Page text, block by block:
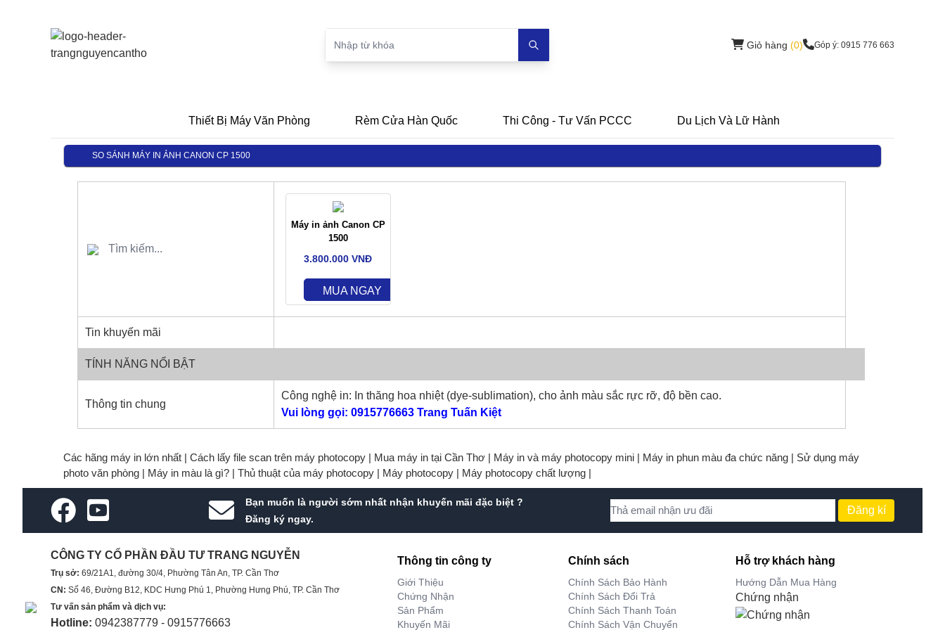
Giỏ hàng (0) Góp ý: 0915 776 663
Thiết Bị Máy Văn Phòng Rèm Cửa Hàn Quốc Thi Công - Tư Vấn PCCC Du Lịch Và Lữ Hành
SO SÁNH MÁY IN ẢNH CANON CP 1500
Máy in ảnh Canon CP
1500
3.800.000 VNĐ
MUA NGAY
Tin khuyến mãi
TÍNH NĂNG NỔI BẬT
Thông tin chung
Công nghệ in: In thăng hoa nhiệt (dye-sublimation), cho ảnh màu sắc rực rỡ, độ bền cao.
Vui lòng gọi: 0915776663 Trang Tuấn Kiệt
Các hãng máy in lớn nhất | Cách lấy file scan trên máy photocopy | Mua máy in tại Cần Thơ | Máy in và máy photocopy mini | Máy in phun màu đa chức năng | Sử dụng máy
photo văn phòng | Máy in màu là gì? | Thủ thuật của máy photocopy | Máy photocopy | Máy photocopy chất lượng |
Bạn muốn là người sớm nhất nhận khuyến mãi đặc biệt ?
Đăng ký ngay.
Đăng kí
CÔNG TY CỔ PHẦN ĐẦU TƯ TRANG NGUYỄN
Trụ sở: 69/21A1, đường 30/4, Phường Tân An, TP. Cần Thơ
CN: Số 46, Đường B12, KDC Hưng Phú 1, Phường Hưng Phú, TP. Cần Thơ
Tư vấn sản phẩm và dịch vụ:
Hotline: 0942387779 - 0915776663
Thông tin công ty
Giới Thiệu
Chứng Nhận
Sản Phẩm
Khuyến Mãi
Chính sách
Chính Sách Bảo Hành
Chính Sách Đổi Trả
Chính Sách Thanh Toán
Chính Sách Vận Chuyển
Hỗ trợ khách hàng
Hướng Dẫn Mua Hàng
Chứng nhận